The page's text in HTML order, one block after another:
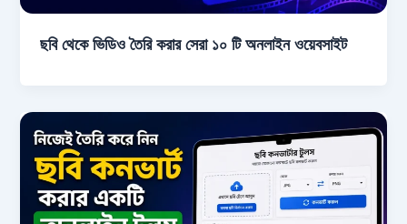
ছবি থেকে ভিডিও তৈরি করার সেরা ১০ টি অনলাইন ওয়েবসাইট